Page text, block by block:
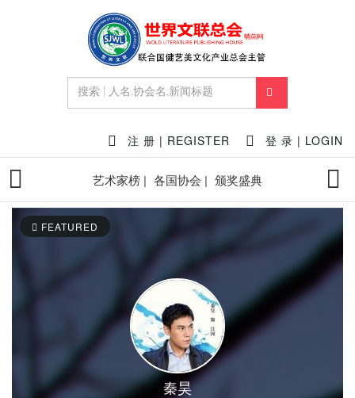
注 册 | REGISTER 登 录 | LOGIN
艺术家榜 | 各国协会 | 颁奖盛典
FEATURED
秦昊